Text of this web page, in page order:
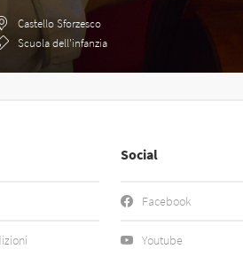
Castello Sforzesco
Scuola dell'infanzia
Social
Facebook
Youtube